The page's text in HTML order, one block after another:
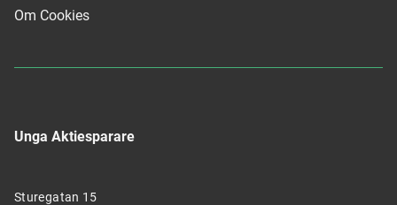
Unga Aktiesparare
Sturegatan 15
Om Cookies